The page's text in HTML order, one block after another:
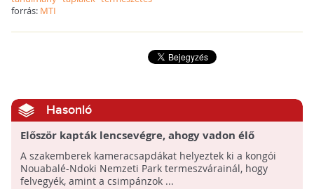
forrás: MTI
Hasonló
Először kapták lencsevégre, ahogy vadon élő
csimpánzok eszközhasználatra tanítják a
kölykeiket
A szakemberek kameracsapdákat helyeztek ki a kongói
Nouabalé-Ndoki Nemzeti Park termeszvárainál, hogy
felvegyék, amint a csimpánzok ...